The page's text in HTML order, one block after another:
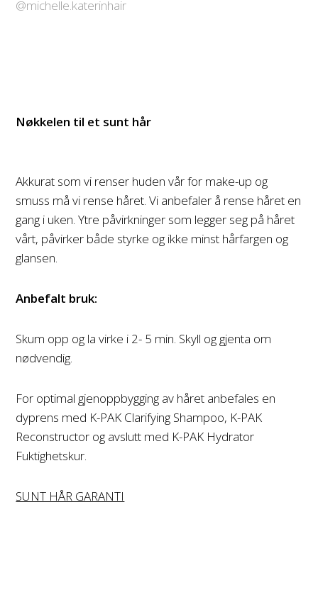
@michelle.katerinhair
Nøkkelen til et sunt hår
Akkurat som vi renser huden vår for make-up og
smuss må vi rense håret. Vi anbefaler å rense håret en
gang i uken. Ytre påvirkninger som legger seg på håret
vårt, påvirker både styrke og ikke minst hårfargen og
glansen.
Anbefalt bruk:
Skum opp og la virke i 2- 5 min. Skyll og gjenta om
nødvendig.
For optimal gjenoppbygging av håret anbefales en
dyprens med K-PAK Clarifying Shampoo, K-PAK
Reconstructor og avslutt med K-PAK Hydrator
Fuktighetskur.
SUNT HÅR GARANTI